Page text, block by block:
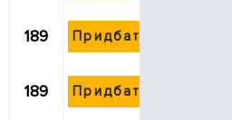
189 Придбати
189 Придбати